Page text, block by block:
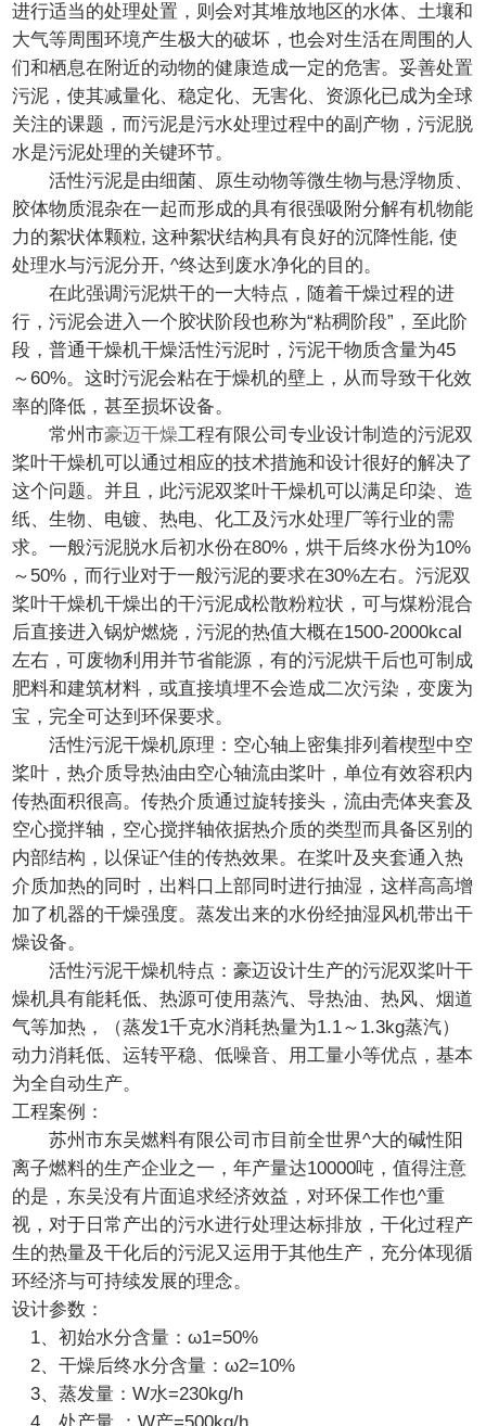
进行适当的处理处置，则会对其堆放地区的水体、土壤和
大气等周围环境产生极大的破坏，也会对生活在周围的人
们和栖息在附近的动物的健康造成一定的危害。妥善处置
污泥，使其减量化、稳定化、无害化、资源化已成为全球
关注的课题，而污泥是污水处理过程中的副产物，污泥脱
水是污泥处理的关键环节。
活性污泥是由细菌、原生动物等微生物与悬浮物质、
胶体物质混杂在一起而形成的具有很强吸附分解有机物能
力的絮状体颗粒, 这种絮状结构具有良好的沉降性能, 使
处理水与污泥分开, ^终达到废水净化的目的。
在此强调污泥烘干的一大特点，随着干燥过程的进
行，污泥会进入一个胶状阶段也称为“粘稠阶段”，至此阶
段，普通干燥机干燥活性污泥时，污泥干物质含量为45
～60%。这时污泥会粘在于燥机的壁上，从而导致干化效
率的降低，甚至损坏设备。
常州市豪迈干燥工程有限公司专业设计制造的污泥双
桨叶干燥机可以通过相应的技术措施和设计很好的解决了
这个问题。并且，此污泥双桨叶干燥机可以满足印染、造
纸、生物、电镀、热电、化工及污水处理厂等行业的需
求。一般污泥脱水后初水份在80%，烘干后终水份为10%
～50%，而行业对于一般污泥的要求在30%左右。污泥双
桨叶干燥机干燥出的干污泥成松散粉粒状，可与煤粉混合
后直接进入锅炉燃烧，污泥的热值大概在1500-2000kcal
左右，可废物利用并节省能源，有的污泥烘干后也可制成
肥料和建筑材料，或直接填埋不会造成二次污染，变废为
宝，完全可达到环保要求。
活性污泥干燥机原理： 空心轴上密集排列着楔型中空
桨叶，热介质导热油由空心轴流由桨叶，单位有效容积内
传热面积很高。传热介质通过旋转接头，流由壳体夹套及
空心搅拌轴，空心搅拌轴依据热介质的类型而具备区别的
内部结构，以保证^佳的传热效果。在桨叶及夹套通入热
介质加热的同时，出料口上部同时进行抽湿，这样高高增
加了机器的干燥强度。蒸发出来的水份经抽湿风机带出干
燥设备。
活性污泥干燥机特点：豪迈设计生产的污泥双桨叶干
燥机具有能耗低、热源可使用蒸汽、导热油、热风、烟道
气等加热，（蒸发1千克水消耗热量为1.1～1.3kg蒸汽）
动力消耗低、运转平稳、低噪音、用工量小等优点，基本
为全自动生产。
工程案例：
苏州市东吴燃料有限公司市目前全世界^大的碱性阳
离子燃料的生产企业之一，年产量达10000吨，值得注意
的是，东吴没有片面追求经济效益，对环保工作也^重
视，对于日常产出的污水进行处理达标排放，干化过程产
生的热量及干化后的污泥又运用于其他生产，充分体现循
环经济与可持续发展的理念。
设计参数：
1、初始水分含量：ω1=50%
2、干燥后终水分含量：ω2=10%
3、蒸发量：W水=230kg/h